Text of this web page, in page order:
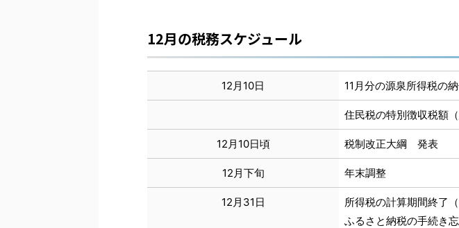
12月の税務スケジュール
12月10日 11月分の源泉所得税の
住民税の特別徴収税額
12月10日頃 税制改正大綱 発表
12月下旬 年末調整
12月31日
所得税の計算期間終了
ふるさと納税の手続き